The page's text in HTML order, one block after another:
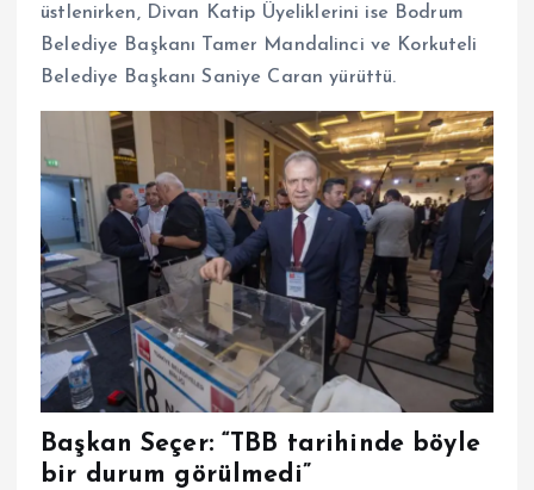
üstlenirken, Divan Katip Üyeliklerini ise Bodrum
Belediye Başkanı Tamer Mandalinci ve Korkuteli
Belediye Başkanı Saniye Caran yürüttü.
Başkan Seçer: “TBB tarihinde böyle
bir durum görülmedi”